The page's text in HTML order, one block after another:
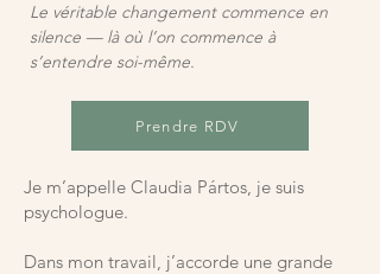
Le véritable changement commence en
silence — là où l’on commence à
s’entendre soi-même.
Prendre RDV
Je m’appelle Claudia Pártos, je suis
psychologue.
Dans mon travail, j’accorde une grande